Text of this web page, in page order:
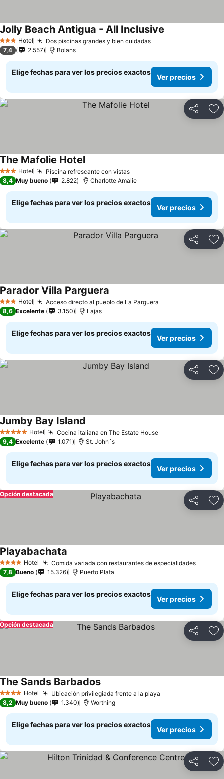
3 Estrellas
Hotel Dos piscinas grandes y bien cuidadas
Jolly Beach Antigua - All Inclusive
7,4 2.557 Bolans
Elige fechas para ver los precios exactos
Ver precios
Compartir
3 Estrellas
Hotel Piscina refrescante con vistas
The Mafolie Hotel
8,4 Muy bueno 2.822 Charlotte Amalie
Elige fechas para ver los precios exactos
Ver precios
Compartir
3 Estrellas
Hotel Acceso directo al pueblo de La Parguera
Parador Villa Parguera
8,6 Excelente 3.150 Lajas
Elige fechas para ver los precios exactos
Ver precios
Compartir
5 Estrellas Hotel Cocina italiana en The Estate House
Jumby Bay Island
9,4 Excelente 1.071 St. John´s
Elige fechas para ver los precios exactos
Ver precios
Compartir
Opción destacada
4 EstrellasHotel Comida variada con restaurantes de especialidades
Playabachata
7,8 Bueno 15.326 Puerto Plata
Elige fechas para ver los precios exactos
Ver precios
Compartir
Opción destacada
4 EstrellasHotel Ubicación privilegiada frente a la playa
The Sands Barbados
8,2 Muy bueno 1.340 Worthing
Elige fechas para ver los precios exactos
Ver precios
Compartir